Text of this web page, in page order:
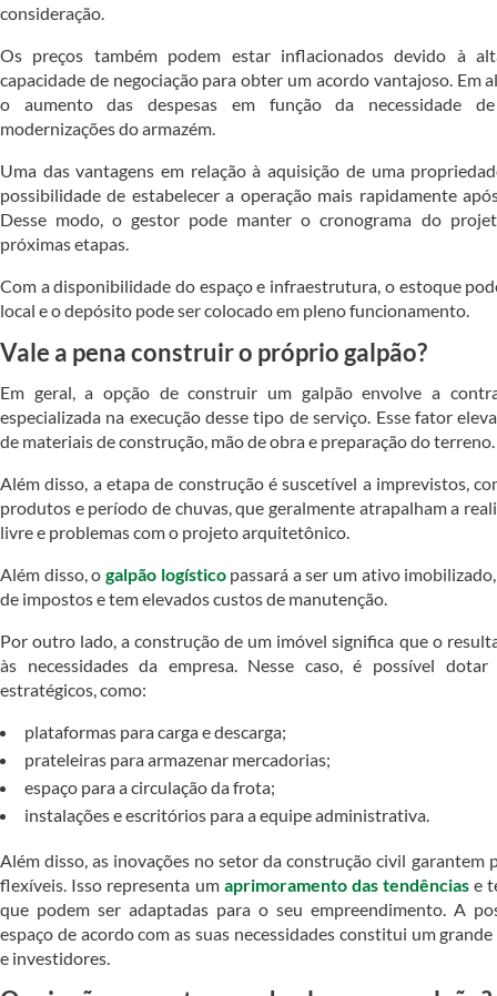
consideração.
Os preços também podem estar inflacionados devido à
capacidade de negociação para obter um acordo vantajoso. Em
o aumento das despesas em função da necessidade
modernizações do armazém.
Uma das vantagens em relação à aquisição de uma
possibilidade de estabelecer a operação mais rapidamente
Desse modo, o gestor pode manter o cronograma do
próximas etapas.
Com a disponibilidade do espaço e infraestrutura, o estoque
local e o depósito pode ser colocado em pleno funcionamento.
Vale a pena construir o próprio galpão?
Em geral, a opção de construir um galpão envolve a
especializada na execução desse tipo de serviço. Esse fator
de materiais de construção, mão de obra e preparação do terreno.
Além disso, a etapa de construção é suscetível a imprevistos,
produtos e período de chuvas, que geralmente atrapalham a
livre e problemas com o projeto arquitetônico.
Além disso, o galpão logísticopassará a ser um ativo
de impostos e tem elevados custos de manutenção.
Por outro lado, a construção de um imóvel significa que o
às necessidades da empresa. Nesse caso, é possível
estratégicos, como:
plataformas para carga e descarga;
prateleiras para armazenar mercadorias;
espaço para a circulação da frota;
instalações e escritórios para a equipe administrativa.
Além disso, as inovações no setor da construção civil garantem
flexíveis. Isso representa um aprimoramento das tendências e
que podem ser adaptadas para o seu empreendimento. A
espaço de acordo com as suas necessidades constitui um
e investidores.